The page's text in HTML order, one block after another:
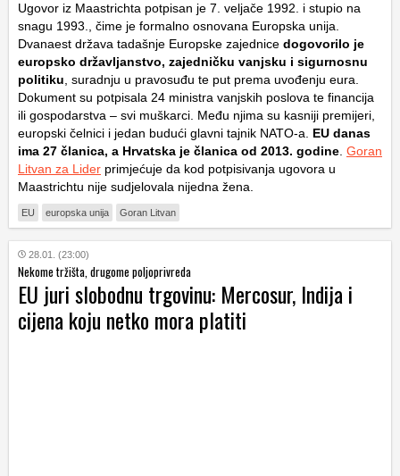
Ugovor iz Maastrichta potpisan je 7. veljače 1992. i stupio na
snagu 1993., čime je formalno osnovana Europska unija.
Dvanaest država tadašnje Europske zajednice dogovorilo je
europsko državljanstvo, zajedničku vanjsku i sigurnosnu
politiku , suradnju u pravosuđu te put prema uvođenju eura.
Dokument su potpisala 24 ministra vanjskih poslova te financija
ili gospodarstva – svi muškarci. Među njima su kasniji premijeri,
europski čelnici i jedan budući glavni tajnik NATO-a. EU danas
ima 27 članica, a Hrvatska je članica od 2013. godine Goran
Litvan za Lider primjećuje da kod potpisivanja ugovora u
Maastrichtu nije sudjelovala nijedna žena.
EU europska unija Goran Litvan
28.01. (23:00)
Nekome tržišta, drugome poljoprivreda
EU juri slobodnu trgovinu: Mercosur, Indija i
cijena koju netko mora platiti